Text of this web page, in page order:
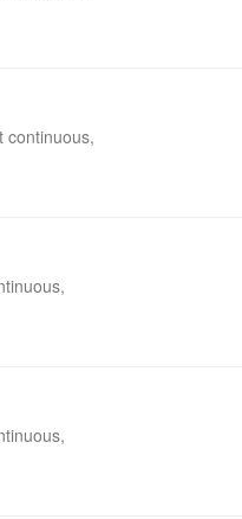
continuous,